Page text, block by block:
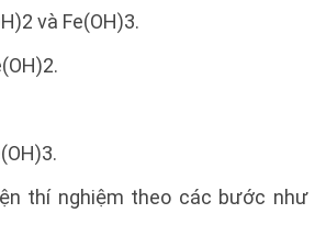
và Fe(OH)3.
thí nghiệm theo các bước như